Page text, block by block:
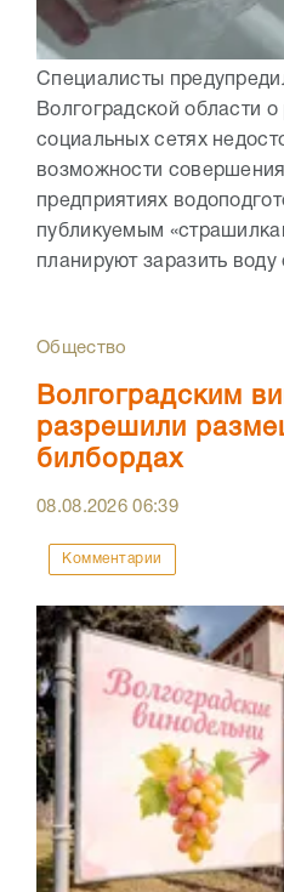
Специалисты
Волгоградской области
социальных сетях
возможности
предприятиях
публикуемым
планируют заразить воду
Общество
Волгоградским
разрешили
билбордах
08.08.202606:39
Комментарии